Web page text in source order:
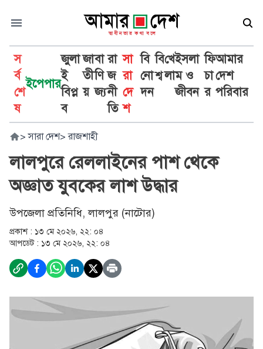
স
র্ব
শে
ষ
ইপেপার
জুলা
ই
বিপ্ল
ব
জা
তী
য়
বা
ণি
জ্য
রা
জ
নী
তি
সা
রা
দে
শ
বি
নো
দন
বি
শ্ব
খে
লা
ইসলা
ম ও
জীবন
ফি
চা
র
আমার
দেশ
পরিবার
> সারা দেশ> রাজশাহী
লালপুরে রেললাইনের পাশ থেকে
অজ্ঞাত যুবকের লাশ উদ্ধার
উপজেলা প্রতিনিধি, লালপুর (নাটোর)
প্রকাশ : ১৩ মে ২০২৬, ২২: ০৪
আপডেট : ১৩ মে ২০২৬, ২২: ০৪